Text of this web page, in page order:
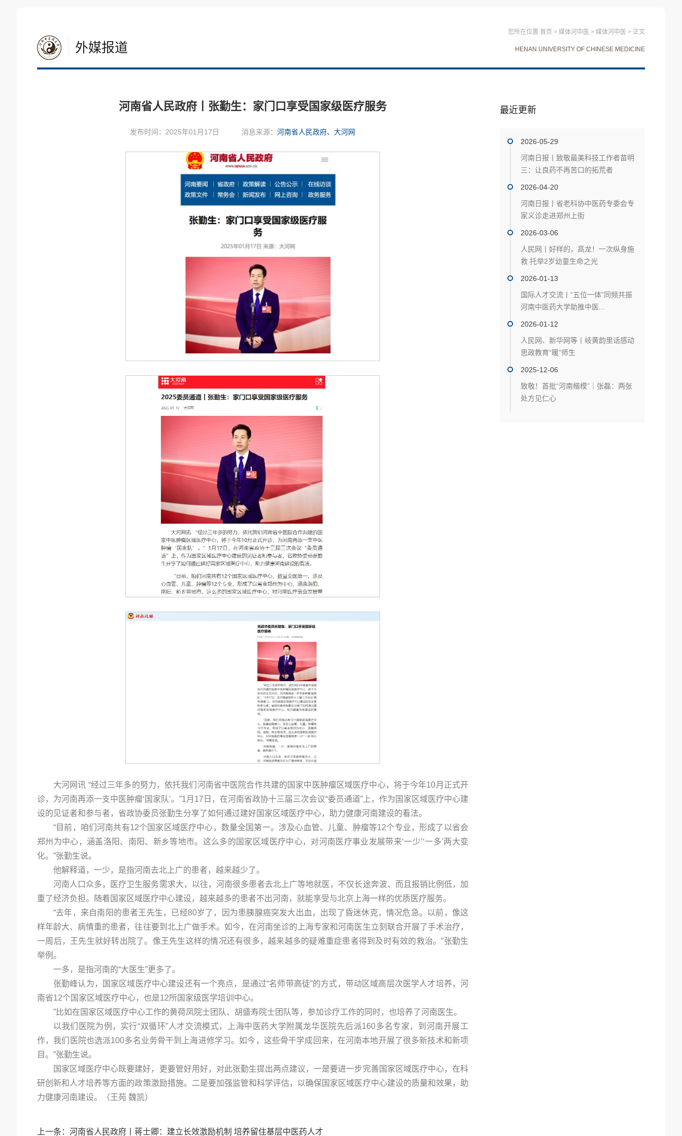
您所在位置 首页 > 媒体河中医 > 媒体河中医 > 正文
外媒报道 HENAN UNIVERSITY OF CHINESE MEDICINE
河南省人民政府丨张勤生：家门口享受国家级医疗服务
发布时间：2025年01月17日 消息来源： 河南省人民政府、大河网
大河网讯 “经过三年多的努力，依托我们河南省中医院合作共建的国家中医肿瘤区域医疗中心，将于今年10月正式开
诊，为河南再添一支中医肿瘤‘国家队’。”1月17日，在河南省政协十三届三次会议“委员通道”上，作为国家区域医疗中心建
设的见证者和参与者，省政协委员张勤生分享了如何通过建好国家区域医疗中心，助力健康河南建设的看法。
“目前，咱们河南共有12个国家区域医疗中心，数量全国第一。涉及心血管、儿童、肿瘤等12个专业，形成了以省会
郑州为中心，涵盖洛阳、南阳、新乡等地市。这么多的国家区域医疗中心，对河南医疗事业发展带来‘一少’‘一多’两大变
化。”张勤生说。
他解释道，一少，是指河南去北上广的患者，越来越少了。
河南人口众多，医疗卫生服务需求大，以往，河南很多患者去北上广等地就医，不仅长途奔波、而且报销比例低，加
重了经济负担。随着国家区域医疗中心建设，越来越多的患者不出河南，就能享受与北京上海一样的优质医疗服务。
“去年，来自南阳的患者王先生，已经80岁了，因为患胰腺癌突发大出血，出现了昏迷休克，情况危急。以前，像这
样年龄大、病情重的患者，往往要到北上广做手术。如今，在河南坐诊的上海专家和河南医生立刻联合开展了手术治疗，
一周后，王先生就好转出院了。像王先生这样的情况还有很多，越来越多的疑难重症患者得到及时有效的救治。”张勤生
举例。
一多，是指河南的“大医生”更多了。
张勤峰认为，国家区域医疗中心建设还有一个亮点，是通过“名师带高徒”的方式，带动区域高层次医学人才培养，河
南省12个国家区域医疗中心，也是12所国家级医学培训中心。
”比如在国家区域医疗中心工作的黄荷凤院士团队、胡盛寿院士团队等，参加诊疗工作的同时，也培养了河南医生。
以我们医院为例，实行“双循环”人才交流模式，上海中医药大学附属龙华医院先后派160多名专家，到河南开展工
作，我们医院也选派100多名业务骨干到上海进修学习。如今，这些骨干学成回来，在河南本地开展了很多新技术和新项
目。”张勤生说。
国家区域医疗中心既要建好，更要管好用好，对此张勤生提出两点建议，一是要进一步完善国家区域医疗中心，在科
研创新和人才培养等方面的政策激励措施。二是要加强监管和科学评估，以确保国家区域医疗中心建设的质量和效果，助
力健康河南建设。（王苑 魏凯）
上一条： 河南省人民政府丨蒋士卿：建立长效激励机制 培养留住基层中医药人才
最近更新
2026-05-29
河南日报丨致敬最美科技工作者苗明
三：让良药不再苦口的拓荒者
2026-04-20
河南日报丨省老科协中医药专委会专
家义诊走进郑州上街
2026-03-06
人民网丨好样的，高龙！一次纵身施
救 托举2岁幼童生命之光
2026-01-13
国际人才交流丨“五位一体”同频共振
河南中医药大学助推中医...
2026-01-12
人民网、新华网等丨岐黄韵里话感动
思政教育“暖”师生
2025-12-06
致敬！首批“河南楷模”｜张磊：两张
处方见仁心